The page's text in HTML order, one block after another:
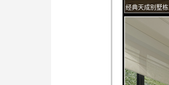
经典天成别墅栋